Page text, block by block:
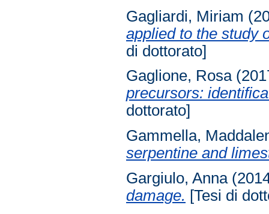
Gagliardi, Miriam
applied to the study
di dottorato]
Gaglione, Rosa
precursors:
dottorato]
Gammella,
serpentine and
Gargiulo, Anna
damage. [Tesi di